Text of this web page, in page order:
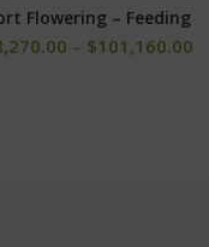
OPCIONES
Flowering – Feeding
– $101,160.00